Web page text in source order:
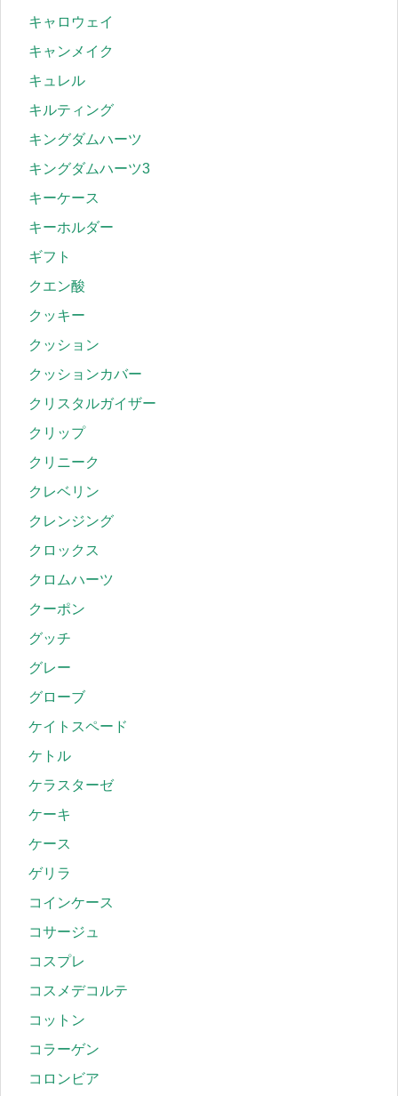
キャロウェイ
キャンメイク
キュレル
キルティング
キングダムハーツ
キングダムハーツ3
キーケース
キーホルダー
ギフト
クエン酸
クッキー
クッション
クッションカバー
クリスタルガイザー
クリップ
クリニーク
クレベリン
クレンジング
クロックス
クロムハーツ
クーポン
グッチ
グレー
グローブ
ケイトスペード
ケトル
ケラスターゼ
ケーキ
ケース
ゲリラ
コインケース
コサージュ
コスプレ
コスメデコルテ
コットン
コラーゲン
コロンビア